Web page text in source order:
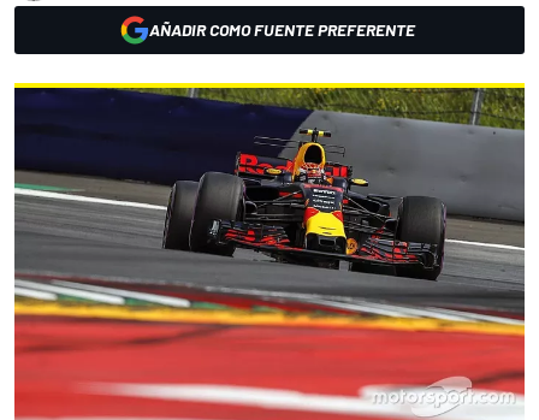
AÑADIR COMO FUENTE PREFERENTE